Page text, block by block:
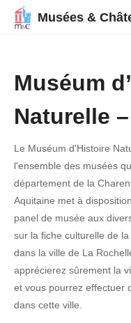
Musées &
Muséum
Naturelle
Le Muséum d'Histoire
l'ensemble des musées
département de la
Aquitaine met à
panel de musée aux
sur la fiche culturelle de
dans la ville de La
apprécierez sûrement la
et vous pourrez effectuer
dans cette ville.